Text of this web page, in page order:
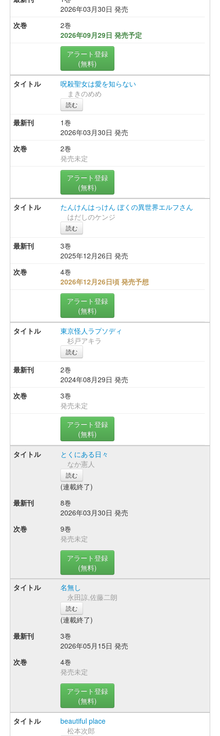
2026年03月30日 発売
2巻
2026年09月29日 発売予定
アラート登録
(無料)
呪殺聖女は愛を知らない
まきのめめ
読む
1巻
2026年03月30日 発売
2巻
発売未定
アラート登録
(無料)
たんけんはっけん ぼくの異世界エルフさん
はだしのケンジ
読む
3巻
2025年12月26日 発売
4巻
2026年12月26日頃 発売予想
アラート登録
(無料)
東京怪人ラプソディ
杉戸アキラ
読む
2巻
2024年08月29日 発売
3巻
発売未定
アラート登録
(無料)
とくにある日々
なか憲人
読む
(連載終了)
8巻
2026年03月30日 発売
9巻
発売未定
アラート登録
(無料)
名無し
永田諒,佐藤二朗
読む
(連載終了)
3巻
2026年05月15日 発売
4巻
発売未定
アラート登録
(無料)
beautiful place
松本次郎